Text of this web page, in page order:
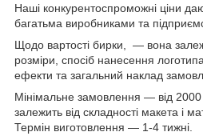
Наші конкурентоспроможні ціни
багатьма виробниками та
Щодо вартості бирки, — вона
розміри, спосіб нанесення
ефекти та загальний наклад
Мінімальне замовлення — від
залежить від складності макета і
Термін виготовлення — 1-4 тижні.